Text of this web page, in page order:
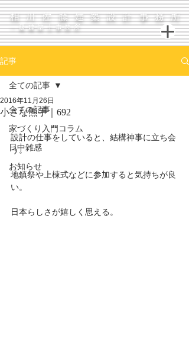
相川佐藤建築設計事務所
一級建築士事務所
記事
全ての記事
家づくり入門コラム
日中雑感
お知らせ
全ての記事
小さな熊手｜692
2016年11月26日
設計の仕事をしていると、結構神事に立ち会
う。
地鎮祭や上棟式などに参加すると気持ちが良
い。
日本らしさが嬉しく思える。